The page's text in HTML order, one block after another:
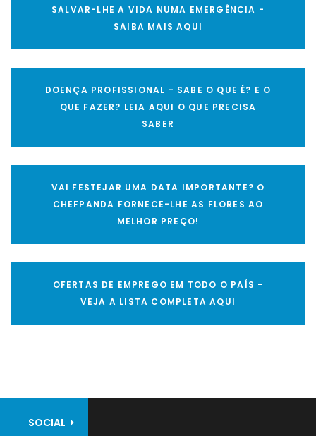
SALVAR-LHE A VIDA NUMA EMERGÊNCIA -
SAIBA MAIS AQUI
DOENÇA PROFISSIONAL - SABE O QUE É? E O
QUE FAZER? LEIA AQUI O QUE PRECISA
SABER
VAI FESTEJAR UMA DATA IMPORTANTE? O
CHEFPANDA FORNECE-LHE AS FLORES AO
MELHOR PREÇO!
OFERTAS DE EMPREGO EM TODO O PAÍS -
VEJA A LISTA COMPLETA AQUI
SOCIAL